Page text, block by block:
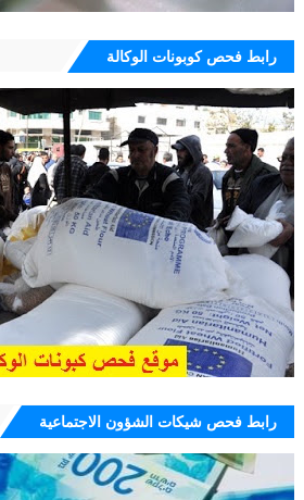
رابط فحص كوبونات الوكالة
رابط فحص شيكات الشؤون الاجتماعية